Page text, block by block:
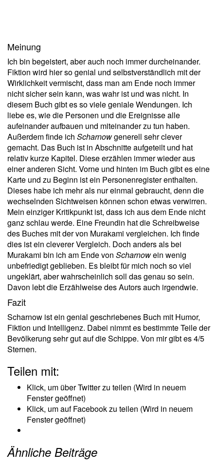
Meinung
Ich bin begeistert, aber auch noch immer durcheinander.
Fiktion wird hier so genial und selbstverständlich mit der
Wirklichkeit vermischt, dass man am Ende noch immer
nicht sicher sein kann, was wahr ist und was nicht. In
diesem Buch gibt es so viele geniale Wendungen. Ich
liebe es, wie die Personen und die Ereignisse alle
aufeinander aufbauen und miteinander zu tun haben.
Außerdem finde ich Scharnowgenerell sehr clever
gemacht. Das Buch ist in Abschnitte aufgeteilt und hat
relativ kurze Kapitel. Diese erzählen immer wieder aus
einer anderen Sicht. Vorne und hinten im Buch gibt es eine
Karte und zu Beginn ist ein Personenregister enthalten.
Dieses habe ich mehr als nur einmal gebraucht, denn die
wechselnden Sichtweisen können schon etwas verwirren.
Mein einziger Kritikpunkt ist, dass ich aus dem Ende nicht
ganz schlau werde. Eine Freundin hat die Schreibweise
des Buches mit der von Murakami vergleichen. Ich finde
dies ist ein cleverer Vergleich. Doch anders als bei
Murakami bin ich am Ende von Scharnowein wenig
unbefriedigt geblieben. Es bleibt für mich noch so viel
ungeklärt, aber wahrscheinlich soll das genau so sein.
Davon lebt die Erzählweise des Autors auch irgendwie.
Fazit
Scharnow ist ein genial geschriebenes Buch mit Humor,
Fiktion und Intelligenz. Dabei nimmt es bestimmte Teile der
Bevölkerung sehr gut auf die Schippe. Von mir gibt es 4/5
Sternen.
Teilen mit:
Klick, um über Twitter zu teilen (Wird in neuem
Fenster geöffnet)
Klick, um auf Facebook zu teilen (Wird in neuem
Fenster geöffnet)
Ähnliche Beiträge